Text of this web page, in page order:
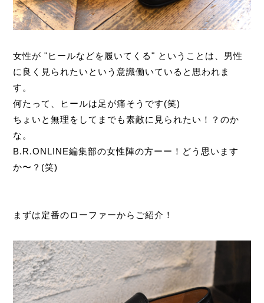
女性が "ヒールなどを履いてくる" ということは、男性
に良く見られたいという意識働いていると思われま
す。
何たって、ヒールは足が痛そうです(笑)
ちょいと無理をしてまでも素敵に見られたい！？のか
な。
B.R.ONLINE編集部の女性陣の方ーー！どう思います
か〜？(笑)
まずは定番のローファーからご紹介！